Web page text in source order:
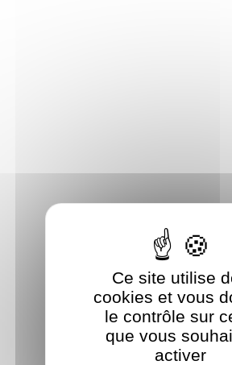
Ce site utilise
cookies et vous
le contrôle sur
que vous
activer